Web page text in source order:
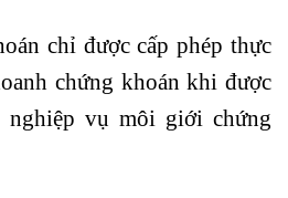
chỉ được cấp phép thực
chứng khoán khi được
nghiệp vụ môi giới chứng